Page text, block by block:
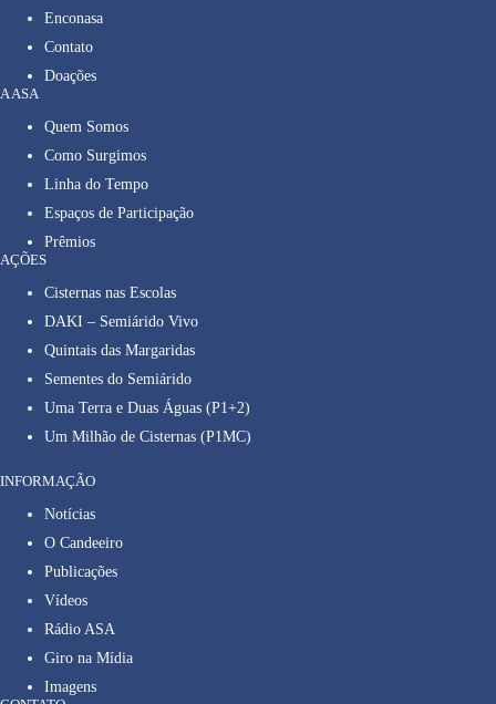
Enconasa
Contato
Doações
A ASA
Quem Somos
Como Surgimos
Linha do Tempo
Espaços de Participação
Prêmios
AÇÕES
Cisternas nas Escolas
DAKI – Semiárido Vivo
Quintais das Margaridas
Sementes do Semiárido
Uma Terra e Duas Águas (P1+2)
Um Milhão de Cisternas (P1MC)
INFORMAÇÃO
Notícias
O Candeeiro
Publicações
Vídeos
Rádio ASA
Giro na Mídia
Imagens